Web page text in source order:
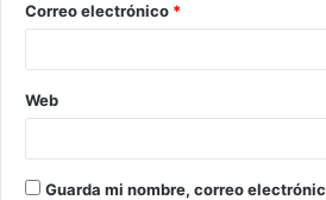
Correo electrónico *
Web
Guarda mi nombre, correo